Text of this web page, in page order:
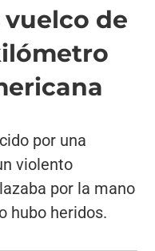
de
por una
violento
por la mano
hubo heridos.